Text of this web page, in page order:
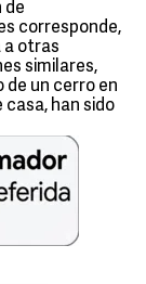
de
corresponde,
a otras
similares,
un cerro en
casa, han sido